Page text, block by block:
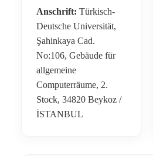
Anschrift: Türkisch-
Deutsche Universität,
Şahinkaya Cad.
No:106, Gebäude für
allgemeine
Computerräume, 2.
Stock, 34820 Beykoz /
İSTANBUL